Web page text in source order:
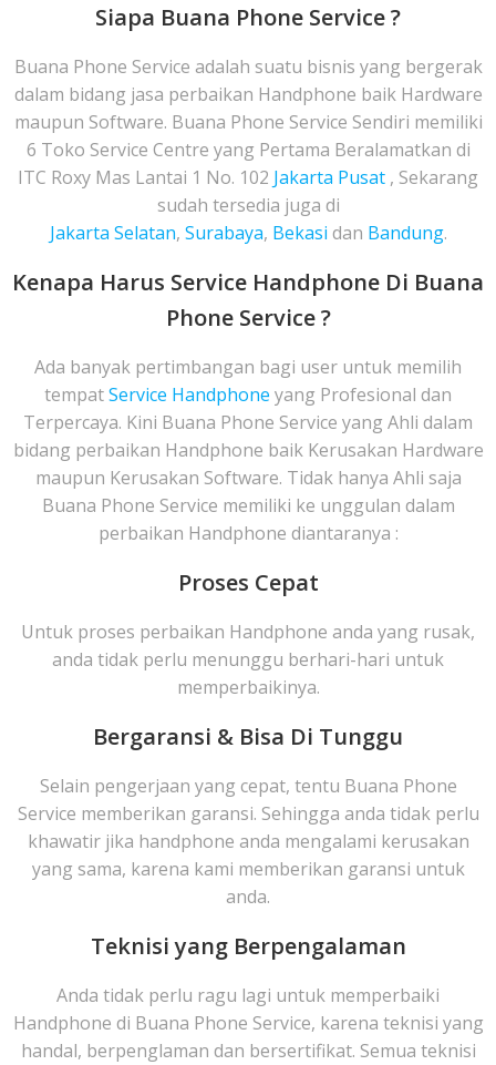
Siapa Buana Phone Service ?
Buana Phone Service adalah suatu bisnis yang bergerak
dalam bidang jasa perbaikan Handphone baik Hardware
maupun Software. Buana Phone Service Sendiri memiliki
6 Toko Service Centre yang Pertama Beralamatkan di
ITC Roxy Mas Lantai 1 No. 102 Jakarta Pusat , Sekarang
sudah tersedia juga di
Jakarta Selatan, Surabaya, Bekasi dan Bandung.
Kenapa Harus Service Handphone Di Buana
Phone Service ?
Ada banyak pertimbangan bagi user untuk memilih
tempatService Handphone yang Profesional dan
Terpercaya. Kini Buana Phone Service yang Ahli dalam
bidang perbaikan Handphone baik Kerusakan Hardware
maupun Kerusakan Software. Tidak hanya Ahli saja
Buana Phone Service memiliki ke unggulan dalam
perbaikan Handphone diantaranya :
Proses Cepat
Untuk proses perbaikan Handphone anda yang rusak,
anda tidak perlu menunggu berhari-hari untuk
memperbaikinya.
Bergaransi & Bisa Di Tunggu
Selain pengerjaan yang cepat, tentu Buana Phone
Service memberikan garansi. Sehingga anda tidak perlu
khawatir jika handphone anda mengalami kerusakan
yang sama, karena kami memberikan garansi untuk
anda.
Teknisi yang Berpengalaman
Anda tidak perlu ragu lagi untuk memperbaiki
Handphone di Buana Phone Service, karena teknisi yang
handal, berpenglaman dan bersertifikat. Semua teknisi